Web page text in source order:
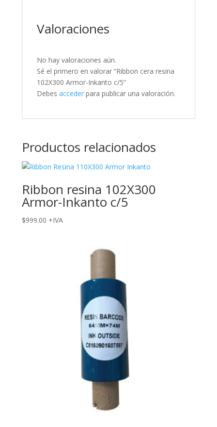
Valoraciones
No hay valoraciones aún.
Sé el primero en valorar “Ribbon cera resina
102X300 Armor-Inkanto c/5”
Debes accederpara publicar una valoración.
Productos relacionados
Ribbon resina 102X300
Armor-Inkanto c/5
$999.00 +IVA